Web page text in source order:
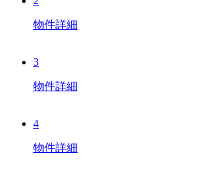
物件詳細
3
物件詳細
4
物件詳細